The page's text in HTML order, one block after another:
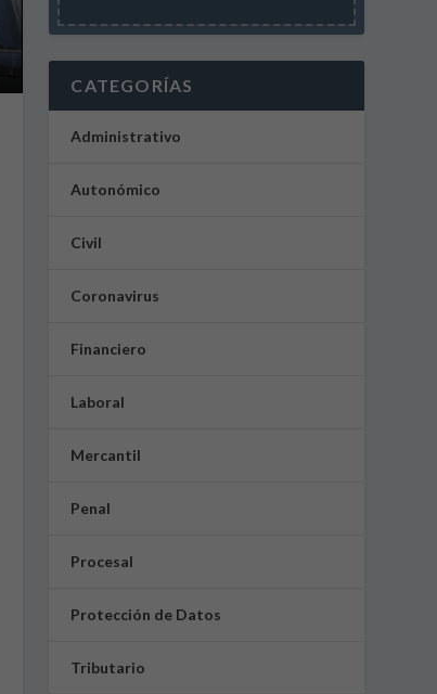
CATEGORÍAS
Administrativo
Autonómico
Civil
Coronavirus
Financiero
Laboral
Mercantil
Penal
Procesal
Protección de Datos
Tributario